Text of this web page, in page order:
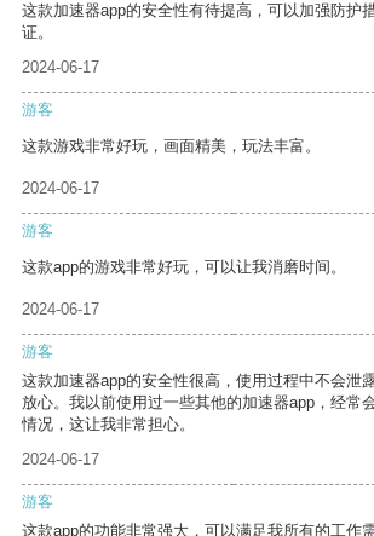
这款加速器app的安全性有待提高，可以加强防护
证。
2024-06-17
游客
这款游戏非常好玩，画面精美，玩法丰富。
2024-06-17
游客
这款app的游戏非常好玩，可以让我消磨时间。
2024-06-17
游客
这款加速器app的安全性很高，使用过程中不会泄
放心。我以前使用过一些其他的加速器app，经常
情况，这让我非常担心。
2024-06-17
游客
这款app的功能非常强大，可以满足我所有的工作